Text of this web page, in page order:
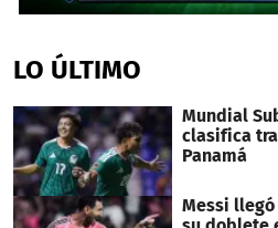
of
39
LO ÚLTIMO
Mundial
clasifica
Panamá
Messi llegó